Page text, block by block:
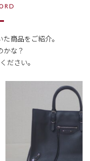
商品をご紹介。
かな？
ださい。